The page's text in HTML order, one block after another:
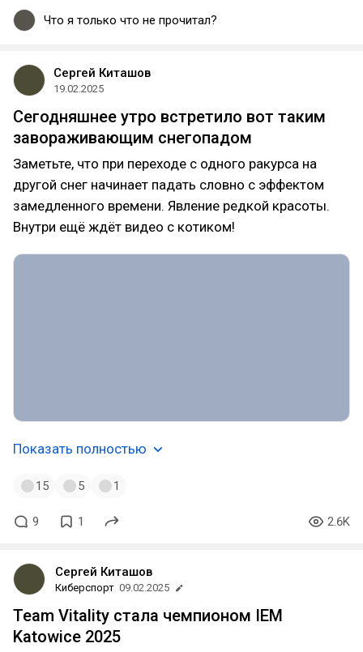
Что я только что не прочитал?
Сергей Киташов
19.02.2025
Сегодняшнее утро встретило вот таким
завораживающим снегопадом
Заметьте, что при переходе с одного ракурса на
другой снег начинает падать словно с эффектом
замедленного времени. Явление редкой красоты.
Внутри ещё ждёт видео с котиком!
Показать полностью
15 5 1
9 1 2.6K
Сергей Киташов
Киберспорт 09.02.2025
Team Vitality стала чемпионом IEM
Katowice 2025